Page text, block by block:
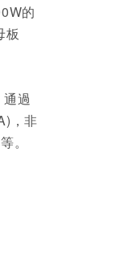
的
板
過
，非
。